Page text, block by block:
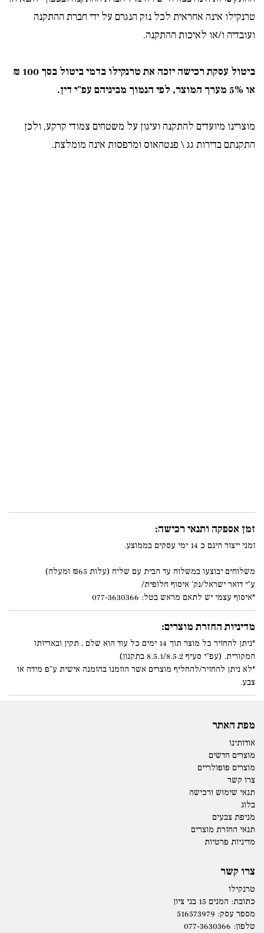
טרנקילו אינה אחראית לכל נזק הנגרם על ידי חברת ההתקנה
ועובדיה ו/או לאיכות ההתקנה.
ביטול עסקת רכישה יזכה את טרנקילו בדמי ביטול בסך 100 ₪
או 5% מערך המוצר, לפי הנמוך מביניהם עפ"י דין.
מוצרינו מיועדים להתקנה ועיגון על משטחים צמודי קרקע, ולכן
התקנתם בדירות גג \ פנטהאוס ומרפסות אינה מומלצת.
זמן אספקה ותנאי רכישה:
זמני ייצור הינם כ 14 ימי עסקים בממוצע.
משלוחים יבוצעו במשלוח עד הבית עם שליח (עלות ₪65 ומעלה)
ע"י דואר ישראל/נק' איסוף חלופית/
*איסוף עצמי יש לתאם מראש בטל: 077-3630366
מדיניות החזרת מוצרים:
*ניתן להחזיר כל מוצר תוך 14 ימים כל עוד הוא שלם , תקין ובאריזתו
המקורית. (עפ"י סעיף 8.5.1/8.5.2 בתקנון)
*לא ניתן להחזיר/להחליף מוצרים אשר הוזמנו בהזמנה אישית ע"פ מידה או
צבע.
מפת האתר
אודותינו
מוצרים חדשים
מוצרים פופולריים
צרו קשר
תנאי שימוש ורכישה
בלוג
מניפת צבעים
תנאי החזרת מוצרים
מדיניות פרטיות
צרו קשר
טרנקילו
כתובת: המנים 15 בני ציון
מספר עסק: 516573979
טלפון: 077-3630366